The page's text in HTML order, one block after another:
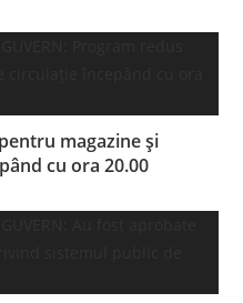
magazine şi
cu ora 20.00